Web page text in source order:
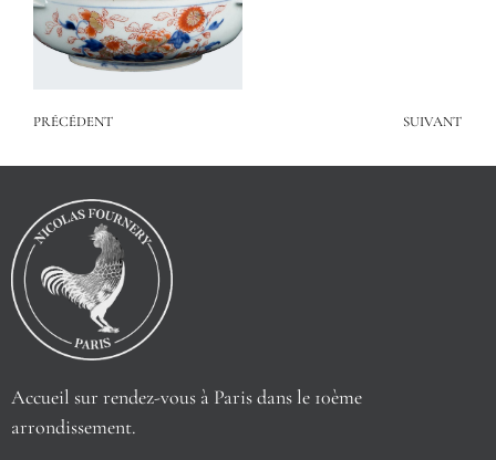
PRÉCÉDENT SUIVANT
Accueil sur rendez-vous à Paris dans le 10ème
arrondissement.